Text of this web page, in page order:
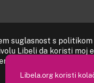
suglasnost s
Libeli da koristi moj
Libela.org koristi